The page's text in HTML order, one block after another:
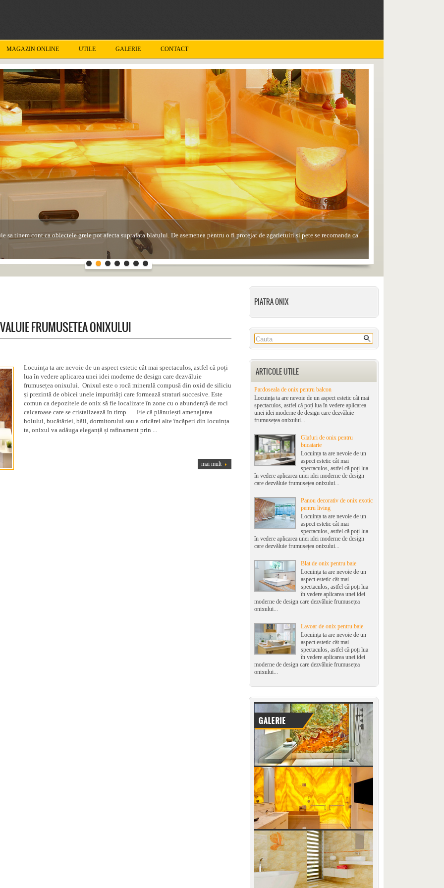
MAGAZIN ONLINE UTILE GALERIE CONTACT
sa tinem cont ca obiectele grele pot afecta suprafata blatului. De asemenea pentru o fi protejat de zgarietuiri si pete se recomanda ca
la patare in cazul in care petele au continutul de aciditate ridicat precum au sucurile, alcoolul sau solutiile de curatare din comert.
PIATRA ONIX
ARTICOLE UTILE
Pardoseala de onix pentru balcon
Locuința ta are nevoie de un aspect estetic cât mai
spectaculos, astfel că poți lua în vedere aplicarea
unei idei moderne de design care dezvăluie
frumusețea onixului...
Glafuri de onix pentru
bucatarie
Locuința ta are nevoie de un
aspect estetic cât mai
spectaculos, astfel că poți lua
în vedere aplicarea unei idei moderne de design
care dezvăluie frumusețea onixului...
Panou decorativ de onix exotic
pentru living
Locuința ta are nevoie de un
aspect estetic cât mai
spectaculos, astfel că poți lua
în vedere aplicarea unei idei moderne de design
care dezvăluie frumusețea onixului...
Blat de onix pentru baie
Locuința ta are nevoie de un
aspect estetic cât mai
spectaculos, astfel că poți lua
în vedere aplicarea unei idei
moderne de design care dezvăluie frumusețea
onixului...
Lavoar de onix pentru baie
Locuința ta are nevoie de un
aspect estetic cât mai
spectaculos, astfel că poți lua
în vedere aplicarea unei idei
moderne de design care dezvăluie frumusețea
onixului...
FRUMUSETEA ONIXULUI
Locuința ta are nevoie de un aspect estetic cât mai spectaculos, astfel că poți
lua în vedere aplicarea unei idei moderne de design care dezvăluie
frumusețea onixului. Onixul este o rocă minerală compusă din oxid de siliciu
și prezintă de obicei unele impurități care formează straturi succesive. Este
comun ca depozitele de onix să fie localizate în zone cu o abundență de roci
calcaroase care se cristalizează în timp. Fie că plănuiești amenajarea
holului, bucătăriei, băii, dormitorului sau a oricărei alte încăperi din locuința
ta, onixul va adăuga eleganță și rafinament prin ...
mai mult